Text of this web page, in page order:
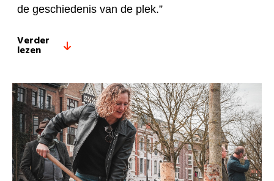
de geschiedenis van de plek.”
Verder
lezen